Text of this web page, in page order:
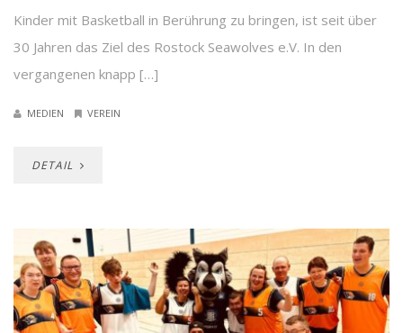
Kinder mit Basketball in Berührung zu bringen, ist seit über
30 Jahren das Ziel des Rostock Seawolves e.V. In den
vergangenen knapp […]
MEDIEN VEREIN
DETAIL